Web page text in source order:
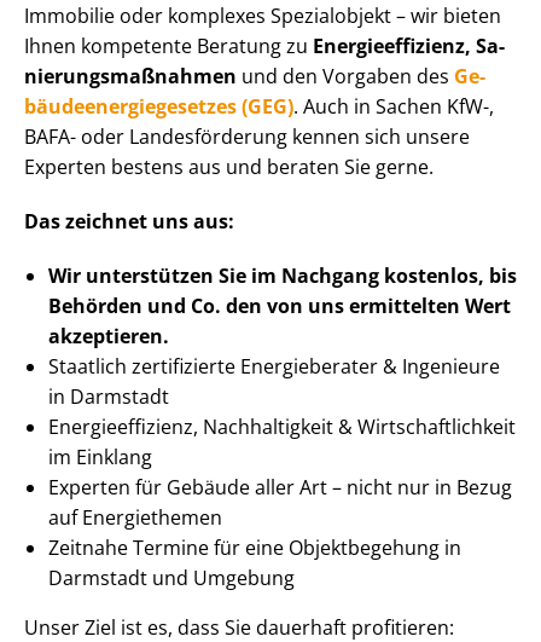
Immobilie oder komplexes Spezialobjekt – wir bieten
Ihnen kompetente Beratung zu En­er­gie­ef­fi­zi­enz, Sa­
nie­rungs­maß­nah­men und den Vorgaben des Ge­
bäu­de­en­er­gie­ge­set­zes (GEG). Auch in Sachen KfW-,
BAFA- oder Landesförderung kennen sich unsere
Experten bestens aus und beraten Sie gerne.
Das zeichnet uns aus:
Wir unterstützen Sie im Nachgang kostenlos, bis
Behörden und Co. den von uns ermittelten Wert
akzeptieren.
Staatlich zertifizierte Energieberater & Ingenieure
in Darmstadt
En­er­gie­ef­fi­zi­enz, Nachhaltigkeit & Wirt­schaft­lich­keit
im Einklang
Experten für Gebäude aller Art – nicht nur in Bezug
auf Energiethemen
Zeitnahe Termine für eine Objektbegehung in
Darmstadt und Umgebung
Unser Ziel ist es, dass Sie dauerhaft profitieren: